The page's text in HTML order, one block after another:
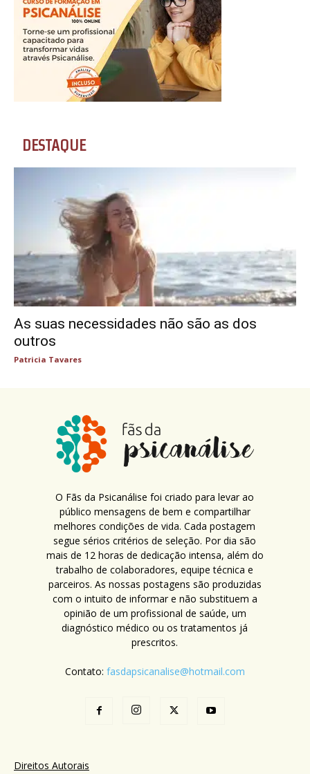
DESTAQUE
As suas necessidades não são as dos
outros
Patricia Tavares
O Fãs da Psicanálise foi criado para levar ao
público mensagens de bem e compartilhar
melhores condições de vida. Cada postagem
segue sérios critérios de seleção. Por dia são
mais de 12 horas de dedicação intensa, além do
trabalho de colaboradores, equipe técnica e
parceiros. As nossas postagens são produzidas
com o intuito de informar e não substituem a
opinião de um profissional de saúde, um
diagnóstico médico ou os tratamentos já
prescritos.
Contato: fasdapsicanalise@hotmail.com
Direitos Autorais